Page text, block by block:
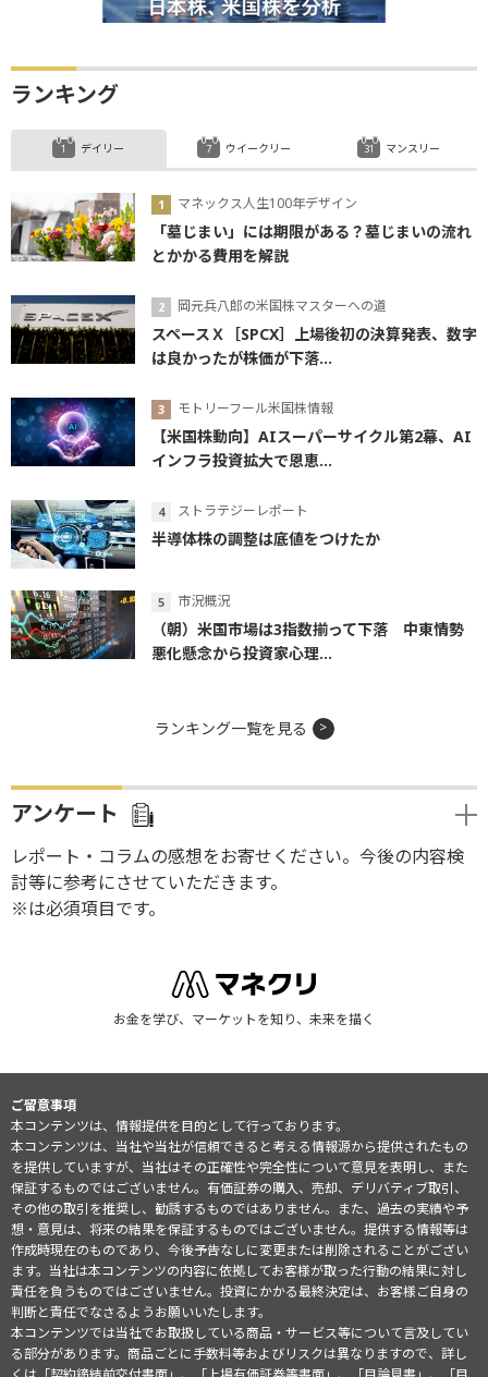
ランキング
デイリー
マネックス人生100年デザイン
「墓じまい」には期限がある？墓じまいの流れ
とかかる費用を解説
岡元兵八郎の米国株マスターへの道
スペースＸ［SPCX］上場後初の決算発表、数字
は良かったが株価が下落...
モトリーフール米国株情報
【米国株動向】AIスーパーサイクル第2幕、AI
インフラ投資拡大で恩恵...
ストラテジーレポート
半導体株の調整は底値をつけたか
市況概況
（朝）米国市場は3指数揃って下落 中東情勢
悪化懸念から投資家心理...
ウイークリー マンスリー
ランキング一覧を見る
アンケート
レポート・コラムの感想をお寄せください。今後の内容検
討等に参考にさせていただきます。
※は必須項目です。
お金を学び、マーケットを知り、未来を描く
ご留意事項
本コンテンツは、情報提供を目的として行っております。
本コンテンツは、当社や当社が信頼できると考える情報源から提供されたもの
を提供していますが、当社はその正確性や完全性について意見を表明し、また
保証するものではございません。有価証券の購入、売却、デリバティブ取引、
その他の取引を推奨し、勧誘するものではありません。また、過去の実績や予
想・意見は、将来の結果を保証するものではございません。提供する情報等は
作成時現在のものであり、今後予告なしに変更または削除されることがござい
ます。当社は本コンテンツの内容に依拠してお客様が取った行動の結果に対し
責任を負うものではございません。投資にかかる最終決定は、お客様ご自身の
判断と責任でなさるようお願いいたします。
本コンテンツでは当社でお取扱している商品・サービス等について言及してい
る部分があります。商品ごとに手数料等およびリスクは異なりますので、詳し